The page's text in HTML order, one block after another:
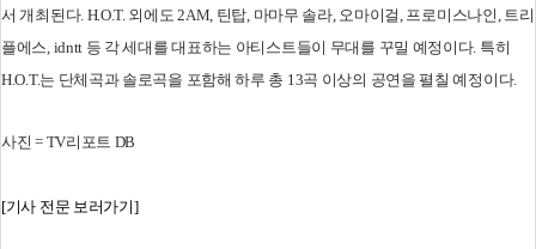
서 개최된다. H.O.T. 외에도 2AM, 틴탑, 마마무 솔라, 오마이걸, 프로미스나인, 트리
플에스, idntt 등 각 세대를 대표하는 아티스트들이 무대를 꾸밀 예정이다. 특히
H.O.T.는 단체곡과 솔로곡을 포함해 하루 총 13곡 이상의 공연을 펼칠 예정이다.
사진 = TV리포트 DB
[기사 전문 보러가기]